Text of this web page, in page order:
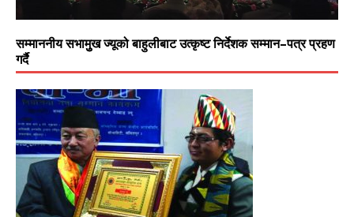
सम्माननीय सभामुुख ज्यूको बाहुलीबाट उत्कृष्ट निर्देशक सम्मान–पत्र प्रहण
गर्दै